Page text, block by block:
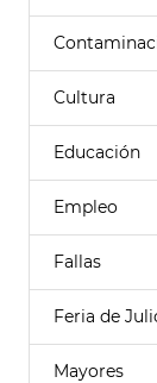
Cultura
Educación
Empleo
Fallas
Feria de
Mayores